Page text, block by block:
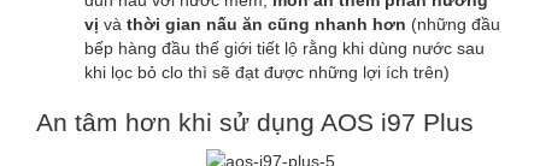
vị và thời gian nấu ăn cũng nhanh hơn (những đầu
bếp hàng đầu thế giới tiết lộ rằng khi dùng nước sau
khi lọc bỏ clo thì sẽ đạt được những lợi ích trên)
An tâm hơn khi sử dụng AOS i97 Plus